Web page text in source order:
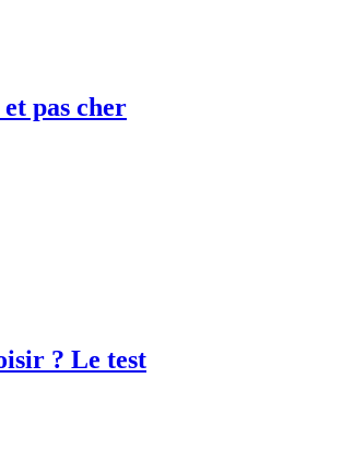
pas cher
? Le test